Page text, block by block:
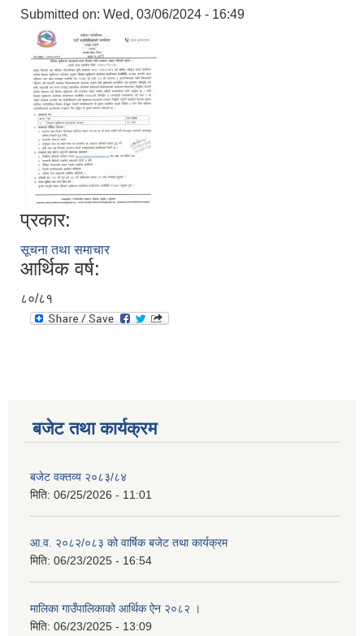
Submitted on: Wed, 03/06/2024 - 16:49
प्रकार:
सूचना तथा समाचार
आर्थिक वर्ष:
८०/८१
बजेट तथा कार्यक्रम
बजेट वक्तव्य २०८३/८४
मिति: 06/25/2026 - 11:01
आ.व. २०८२/०८३ को वार्षिक बजेट तथा कार्यक्रम
मिति: 06/23/2025 - 16:54
मालिका गाउँपालिकाको आर्थिक ऐन २०८२ ।
मिति: 06/23/2025 - 13:09